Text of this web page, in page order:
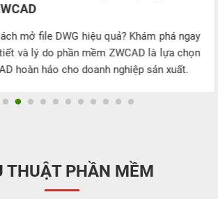
mở file DWG hiệu quả? Khám phá ngay
và lý do phần mềm ZWCAD là lựa chọn
hoàn hảo cho doanh nghiệp sản xuất.
THUẬT PHẦN MỀM